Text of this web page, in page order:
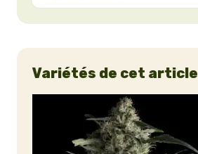
Variétés de cet article